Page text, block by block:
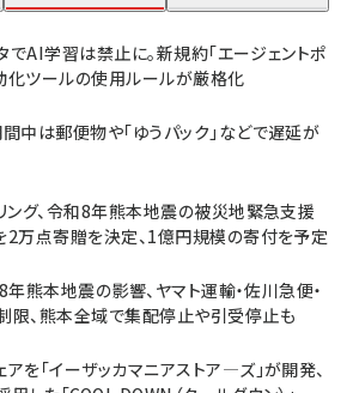
AI学習は禁止に。新規約「エージェントポ
化ツールの使用ルールが厳格化
中は郵便物や「ゆうパック」などで遅延が
ング、令和8年熊本地震の被災地緊急支援
2万点寄贈を決定、1億円規模の寄付を予定
年熊本地震の影響、ヤマト運輸・佐川急便・
限、熊本全域で集配停止や引受停止も
を「イーザッカマニアストア―ズ」が開発、